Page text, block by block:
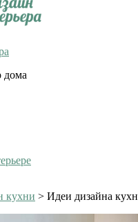
дома
кухни > Идеи дизайна